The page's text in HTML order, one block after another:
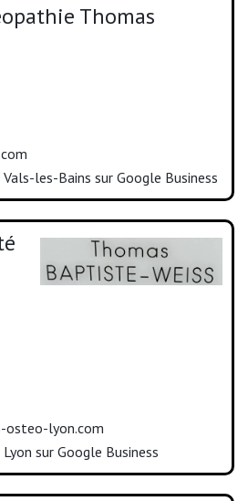
Thomas
les-Bains sur Google Business
osteo-lyon.com
sur Google Business